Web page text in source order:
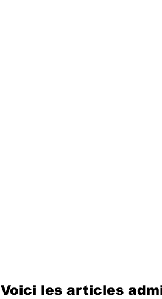
Voici les articles